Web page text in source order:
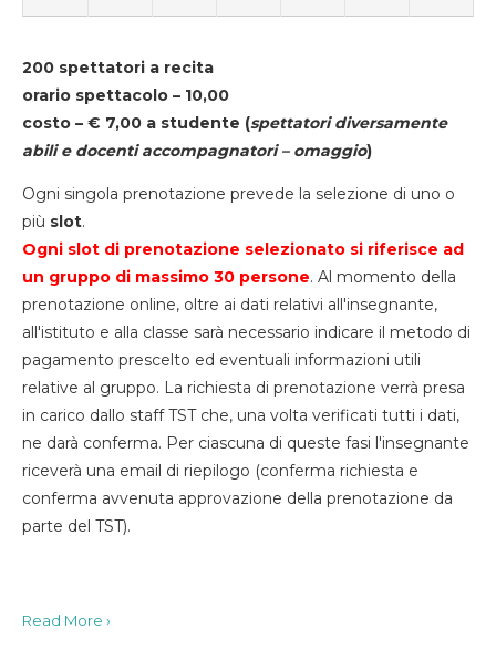
200 spettatori a recita
orario spettacolo – 10,00
costo – € 7,00 a studente (spettatori diversamente
abili e docenti accompagnatori – omaggio)
Ogni singola prenotazione prevede la selezione di uno o
più slot.
Ogni slot di prenotazione selezionato si riferisce ad
un gruppo di massimo 30 persone. Al momento della
prenotazione online, oltre ai dati relativi all'insegnante,
all'istituto e alla classe sarà necessario indicare il metodo di
pagamento prescelto ed eventuali informazioni utili
relative al gruppo. La richiesta di prenotazione verrà presa
in carico dallo staff TST che, una volta verificati tutti i dati,
ne darà conferma. Per ciascuna di queste fasi l'insegnante
riceverà una email di riepilogo (conferma richiesta e
conferma avvenuta approvazione della prenotazione da
parte del TST).
Read More ›